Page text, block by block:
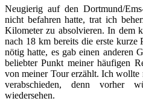
Neugierig auf den Dortmund/
nicht befahren hatte, trat ich
Kilometer zu absolvieren. In dem
nach 18 km bereits die erste kurze
nötig hatte, es gab einen anderen
beliebter Punkt meiner häufigen
von meiner Tour erzählt. Ich wollte
verabschieden, denn vorher
wiedersehen.